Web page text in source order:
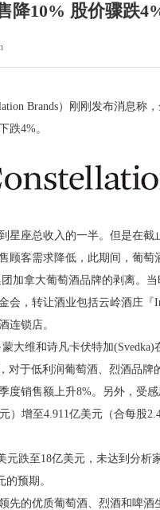
降10% 股价骤跌
Brands）刚刚发布消息称
跌4%。
座总收入的一半。但是在截
顾客需求降低，此期间，葡萄
拿大葡萄酒品牌的剥离。当
会，转让酒业包括云岭酒庄『
连锁店。
维和诗凡卡伏特加(Svedka)
于低利润葡萄酒、烈酒品牌
售额上升8%。另外，受感
）增至4.911亿美元（合每股
跌至18亿美元，未达到分析
预期。
的优质葡萄酒、烈酒和啤酒